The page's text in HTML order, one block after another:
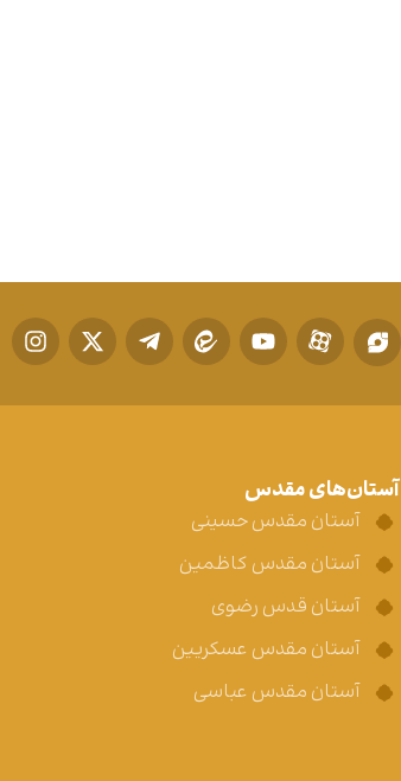
آستان‌های مقدس
آستان مقدس حسینی
آستان مقدس کاظمین
آستان قدس رضوی
آستان مقدس عسکریین
آستان مقدس عباسی